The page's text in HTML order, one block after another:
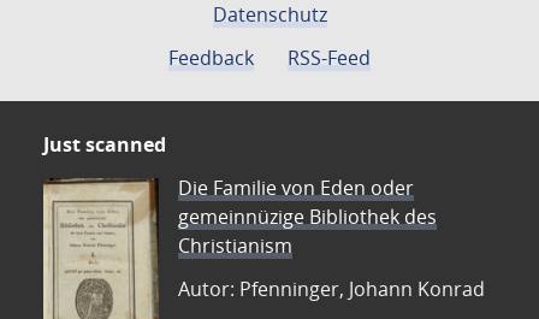
Datenschutz
Feedback
RSS-Feed
Just scanned
Die Familie von Eden oder
gemeinnüzige Bibliothek des
Christianism
Autor: Pfenninger, Johann Konrad